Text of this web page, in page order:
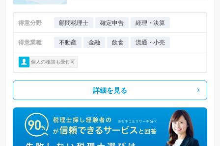
得意分野 顧問税理士 確定申告 経理・決算
得意業種 不動産 金融 飲食 流通・小売
個人の相談も受付可
詳細を見る